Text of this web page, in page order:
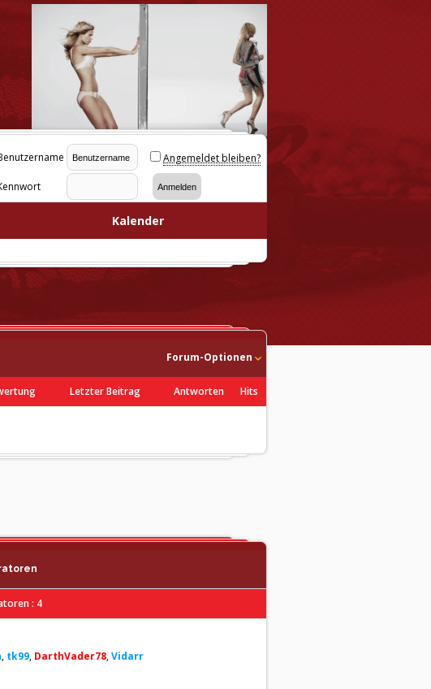
Angemeldet bleiben?
Kalender
Forum-Optionen
Letzter Beitrag Antworten Hits
: 4
, tk99, DarthVader78,Vidarr